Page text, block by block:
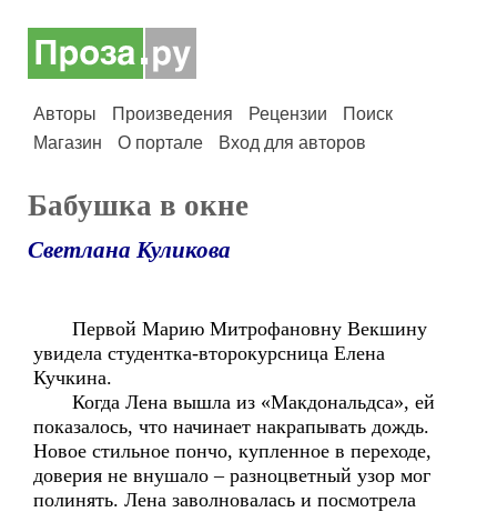
Авторы Произведения Рецензии
Поиск
Магазин
О портале Вход для авторов
Бабушка в окне
Светлана Куликова
Первой Марию Митрофановну Векшину
увидела студентка-второкурсница Елена
Кучкина.
Когда Лена вышла из «Макдональдса», ей
показалось, что начинает накрапывать дождь.
Новое стильное пончо, купленное в переходе,
доверия не внушало – разноцветный узор мог
полинять. Лена заволновалась и посмотрела